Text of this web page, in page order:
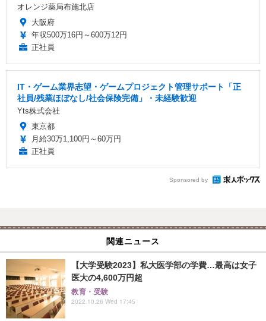
オレンジ薬局布施北店
大阪府
年収500万16円～600万12円
正社員
IT・ゲーム業界志望・ゲームプロジェクト管理サポート「正
社員/残業ほぼなし/社会保険完備」・未経験歓迎
Yts株式会社
東京都
月給30万1,100円～60万円
正社員
Sponsored by
関連ニュース
【大学受験2023】私大医学部の学費…最高は女子
医大の4,600万円超
教育・受験
2022.10.26 Wed 17:45